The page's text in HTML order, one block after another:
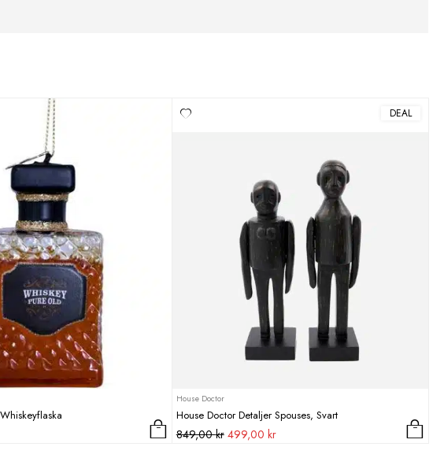
DEAL
House Doctor
House Doctor Detaljer Spouses, Svart
849,00kr Det
499,00 krDet